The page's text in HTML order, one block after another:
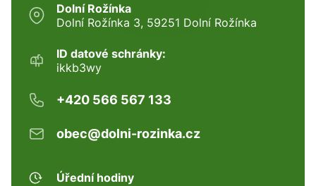
Dolní Rožínka
Dolní Rožínka 3, 59251 Dolní Rožínka
ID datové schránky:
ikkb3wy
+420 566 567 133
obec@dolni-rozinka.cz
Úřední hodiny